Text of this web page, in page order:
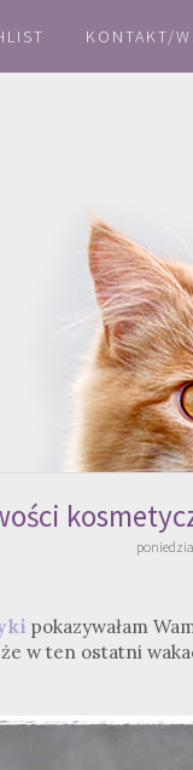
KONTAKT/
pokazywałam
w ten ostatni